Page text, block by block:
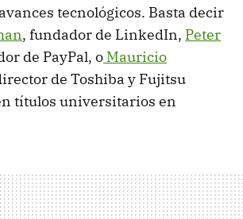
tecnológicos. Basta decir
, fundador de LinkedIn, Peter
de PayPal, o Mauricio
de Toshiba y Fujitsu
títulos universitarios en